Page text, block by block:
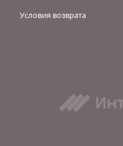
Условия возврата